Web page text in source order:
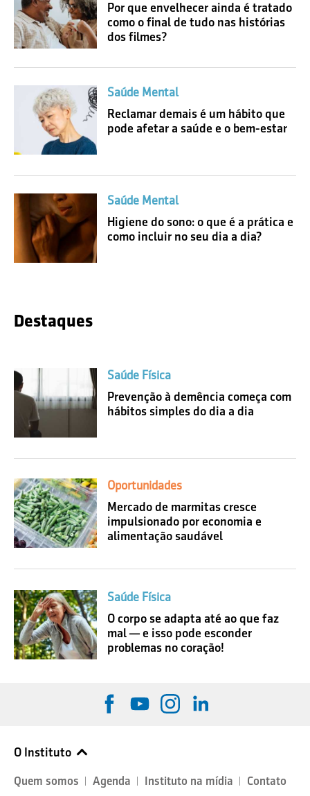
Por que envelhecer ainda é tratado
como o final de tudo nas histórias
dos filmes?
Saúde Mental
Reclamar demais é um hábito que
pode afetar a saúde e o bem-estar
Saúde Mental
Higiene do sono: o que é a prática e
como incluir no seu dia a dia?
Destaques
Saúde Física
Prevenção à demência começa com
hábitos simples do dia a dia
Oportunidades
Mercado de marmitas cresce
impulsionado por economia e
alimentação saudável
Saúde Física
O corpo se adapta até ao que faz
mal — e isso pode esconder
problemas no coração!
O Instituto
Quem somos Agenda Instituto na mídia
Contato